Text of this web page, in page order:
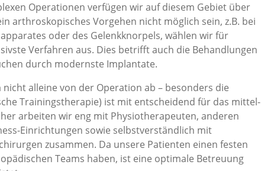
Operationen verfügen wir auf diesem Gebiet über
arthroskopisches Vorgehen nicht möglich sein, z.B. bei
oder des Gelenkknorpels, wählen wir für
Verfahren aus. Dies betrifft auch die Behandlungen
durch modernste Implantate.
alleine von der Operation ab – besonders die
Trainingstherapie) ist mit entscheidend für das mittel-
arbeiten wir eng mit Physiotherapeuten, anderen
Einrichtungen sowie selbstverständlich mit
zusammen. Da unsere Patienten einen festen
Teams haben, ist eine optimale Betreuung